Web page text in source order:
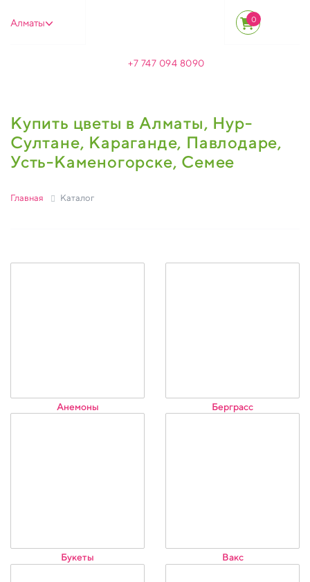
Алматы 0
+7 747 094 8090
Купить цветы в Алматы, Нур-
Султане, Караганде, Павлодаре,
Усть-Каменогорске, Семее
Главная Каталог
Анемоны Берграсс
Букеты Вакс